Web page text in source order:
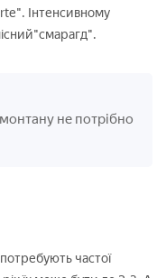
Інтенсивному
не потрібно
частої